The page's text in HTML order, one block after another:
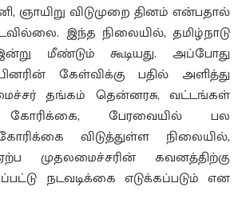
ஞாயிறு விடுமுறை தினம் என்பதால்
இந்த நிலையில், தமிழ்நாடு
மீண்டும் கூடியது. அப்போது
கேள்விக்கு பதில் அளித்து
தங்கம் தென்னரசு, வட்டங்கள்
கோரிக்கை, பேரவையில் பல
விடுத்துள்ள நிலையில்,
முதலமைச்சரின் கவனத்திற்கு
நடவடிக்கை எடுக்கப்படும் என